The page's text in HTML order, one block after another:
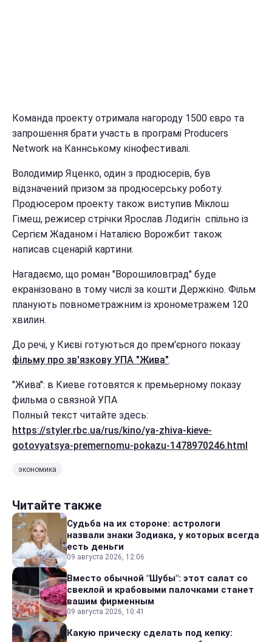
Команда проекту отримала нагороду 1500 євро та
запрошення брати участь в програмі Producers
Network на Каннському кінофестивалі.
Володимир Яценко, один з продюсерів, був
відзначений призом за продюсерську роботу.
Продюсером проекту також виступив Міклош
Гімеш, режисер стрічки Ярослав Лодигін спільно із
Сергієм Жаданом і Наталією Ворожбит також
написав сценарій картини.
Нагадаємо, що роман "Ворошиловград" буде
екранізовано в тому числі за кошти Держкіно. Фільм
планують повнометражним із хронометражем 120
хвилин.
До речі, у Києві готуються до прем'єрного показу
фільму про зв'язкову УПА "Жива".
"Жива": в Киеве готовятся к премьерному показу
фильма о связной УПА
Полный текст читайте здесь:
https://styler.rbc.ua/rus/kino/ya-zhiva-kieve-
gotovyatsya-premernomu-pokazu-1478970246.html
экономика
Читайте также
Судьба на их стороне: астрологи
назвали знаки Зодиака, у которых всегда
есть деньги
09 августа 2026, 12:06
Вместо обычной "Шубы": этот салат со
свеклой и крабовыми палочками станет
вашим фирменным
09 августа 2026, 10:41
Какую прическу сделать под кепку: